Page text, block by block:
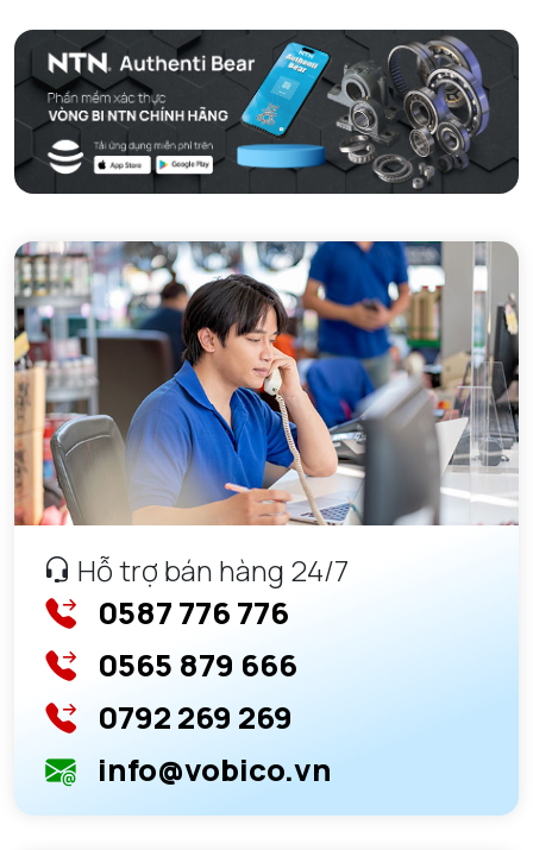
Hỗ trợ bán hàng 24/7
0587 776 776
0565 879 666
0792 269 269
info@vobico.vn